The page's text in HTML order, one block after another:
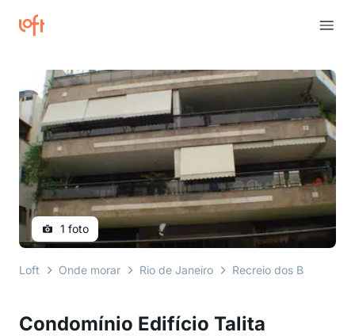
Condomínio Edifício Talita
1 foto
Loft Onde morar Rio de Janeiro Recreio dos